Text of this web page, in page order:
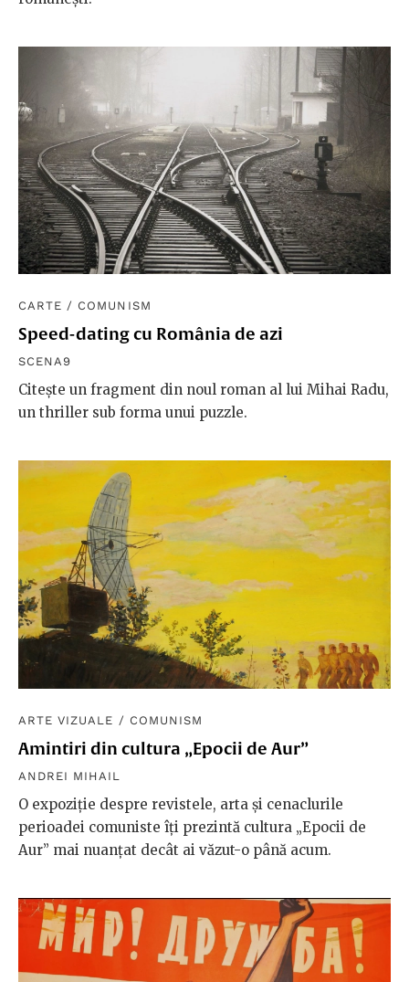
CARTE / COMUNISM
Speed-dating cu România de azi
SCENA9
Citește un fragment din noul roman al lui Mihai Radu,
un thriller sub forma unui puzzle.
ARTE VIZUALE / COMUNISM
Amintiri din cultura „Epocii de Aur”
ANDREI MIHAIL
O expoziție despre revistele, arta și cenaclurile
perioadei comuniste îți prezintă cultura „Epocii de
Aur” mai nuanțat decât ai văzut-o până acum.